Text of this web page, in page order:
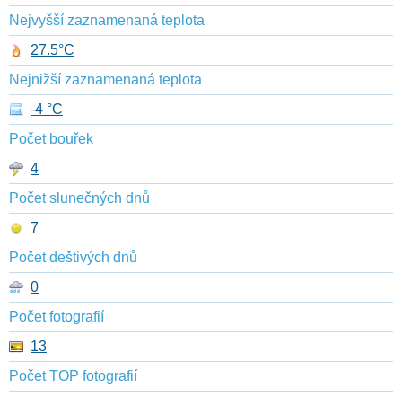
Nejvyšší zaznamenaná teplota
27.5°C
Nejnižší zaznamenaná teplota
-4 °C
Počet bouřek
4
Počet slunečných dnů
7
Počet deštivých dnů
0
Počet fotografií
13
Počet TOP fotografií